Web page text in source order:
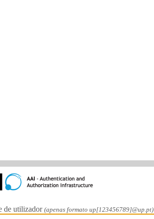
de utilizador (apenas formato up[123456789]@up.pt)